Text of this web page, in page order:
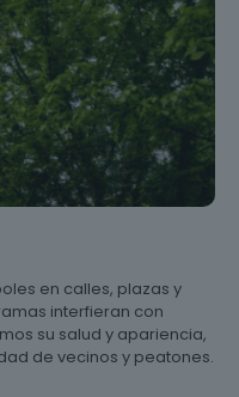
en calles, plazas y
interfieran con
su salud y apariencia,
de vecinos y peatones.